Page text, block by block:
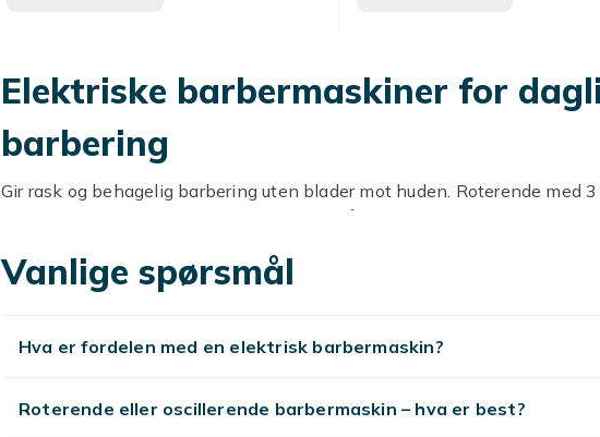
Elektriske barbermaskiner for
barbering
Gir rask og behagelig barbering uten blader mot huden. Roterende med
eller folie-barbermaskiner. Vanntette for våtrakning.
Roterende eller folie
Seskjeggtrimmere, trimmere,hårklippere,epilatorerog barberhøvler
Vanlige spørsmål
Hva er fordelen med en elektrisk barbermaskin?
Roterende eller oscillerende barbermaskin – hva er best?